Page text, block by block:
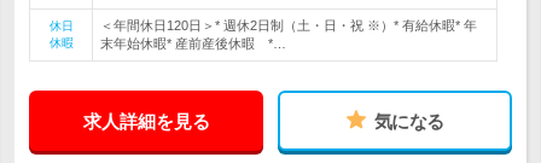
休日
休暇
＜年間休日120日＞* 週休2日制（土・日・祝 ※）* 有給休暇* 年
末年始休暇* 産前産後休暇 *…
求人詳細を見る 気になる